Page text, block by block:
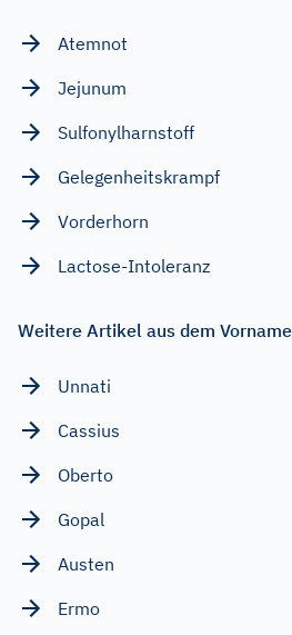
Atemnot
Jejunum
Sulfonylharnstoff
Gelegenheitskrampf
Vorderhorn
Lactose-Intoleranz
Weitere Artikel aus dem
Unnati
Cassius
Oberto
Gopal
Austen
Ermo